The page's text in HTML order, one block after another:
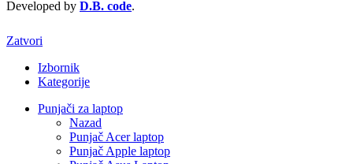
Developed by D.B. code.
Zatvori
Izbornik
Kategorije
Punjači za laptop
Nazad
Punjač Acer laptop
Punjač Apple laptop